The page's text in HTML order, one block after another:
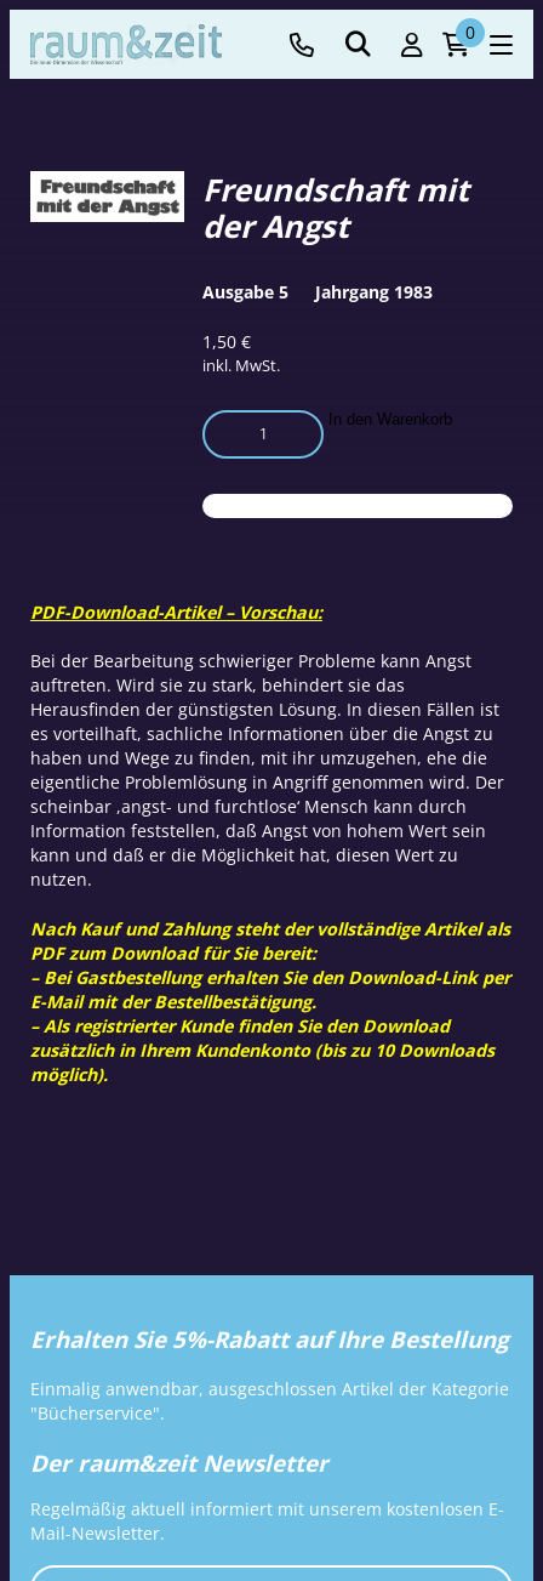
0
Freundschaft mit
der Angst
1,50€
inkl. MwSt.
Freundschaft
mit
Angst
Menge
In den Warenkorb
Ausgabe 5 Jahrgang 1983
PDF-Download-Artikel – Vorschau:
Bei der Bearbeitung schwieriger Probleme kann Angst
auftreten. Wird sie zu stark, behindert sie das
Herausfinden der günstigsten Lösung. In diesen Fällen ist
es vorteilhaft, sachliche Informationen über die Angst zu
haben und Wege zu finden, mit ihr umzugehen, ehe die
eigentliche Problemlösung in Angriff genommen wird. Der
scheinbar ,angst- und furchtlose‘ Mensch kann durch
Information feststellen, daß Angst von hohem Wert sein
kann und daß er die Möglichkeit hat, diesen Wert zu
nutzen.
Nach Kauf und Zahlung steht der vollständige Artikel als
PDF zum Download für Sie bereit:
– Bei Gastbestellung erhalten Sie den Download-Link per
E-Mail mit der Bestellbestätigung.
– Als registrierter Kunde finden Sie den Download
zusätzlich in Ihrem Kundenkonto (bis zu 10 Downloads
möglich).
Erhalten Sie 5%-Rabatt auf Ihre Bestellung
Einmalig anwendbar, ausgeschlossen Artikel der Kategorie
"Bücherservice".
Der raum&zeit Newsletter
Regelmäßig aktuell informiert mit unserem kostenlosen E-
Mail-Newsletter.